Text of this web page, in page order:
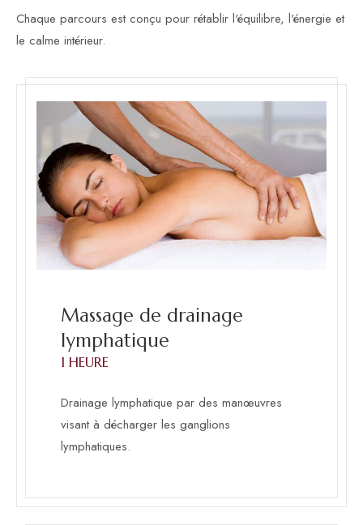
Chaque parcours est conçu pour rétablir l'équilibre, l'énergie et
le calme intérieur.
Massage de drainage
lymphatique
1 HEURE
Drainage lymphatique par des manœuvres
visant à décharger les ganglions
lymphatiques.